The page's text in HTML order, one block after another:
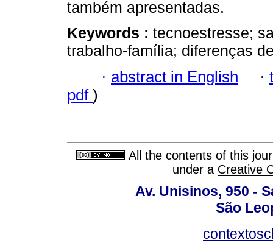
também apresentadas.
Keywords : tecnoestresse;
trabalho-família; diferenças
· abstract in English ·
pdf )
All the contents of this
under a Creative
Av. Unisinos, 950 -
São